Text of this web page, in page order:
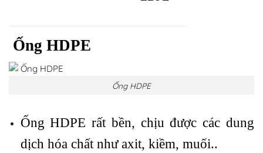
Ống HDPE
Ống HDPE
Ống HDPE rất bền, chịu được các dung
dịch hóa chất như axit, kiềm, muối..